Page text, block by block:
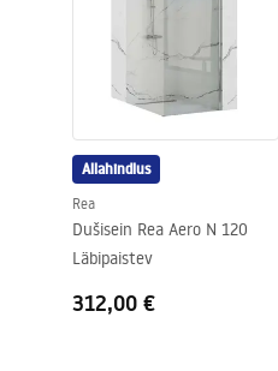
Rõhu reguleerimine
Anti-Calc süsteem
Kattetehnoloogia
Garantii
Paigaldusjuhend
shower_set.pdf
Allahindlus
Rea
Dušisein Rea Aero N 120
Läbipaistev
312,00 €